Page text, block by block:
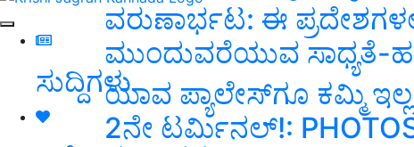
ಸುದ್ದಿಗಳು
ವರುಣಾರ್ಭಟ: ಈ
ಮುಂದುವರೆಯುವ ಸಾಧ್ಯತೆ-
ಯಾವ ಪ್ಯಾಲೇಸ್‌ಗೂ ಕಮ್ಮಿ
2ನೇ ಟರ್ಮಿನಲ್‌!: